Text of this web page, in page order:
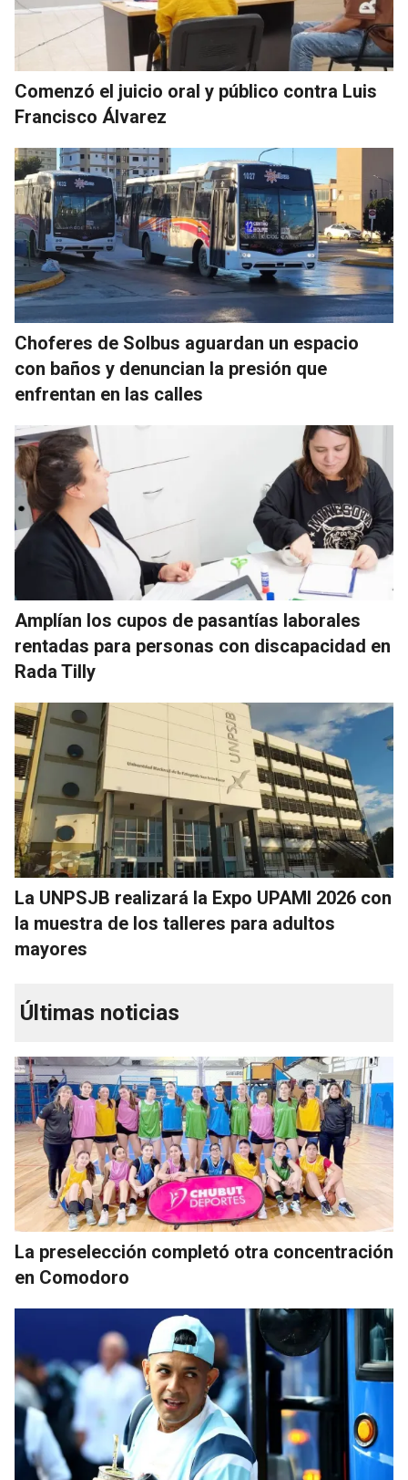
Comenzó el juicio oral y público contra Luis
Francisco Álvarez
Choferes de Solbus aguardan un espacio
con baños y denuncian la presión que
enfrentan en las calles
Amplían los cupos de pasantías laborales
rentadas para personas con discapacidad en
Rada Tilly
La UNPSJB realizará la Expo UPAMI 2026 con
la muestra de los talleres para adultos
mayores
Últimas noticias
La preselección completó otra concentración
en Comodoro